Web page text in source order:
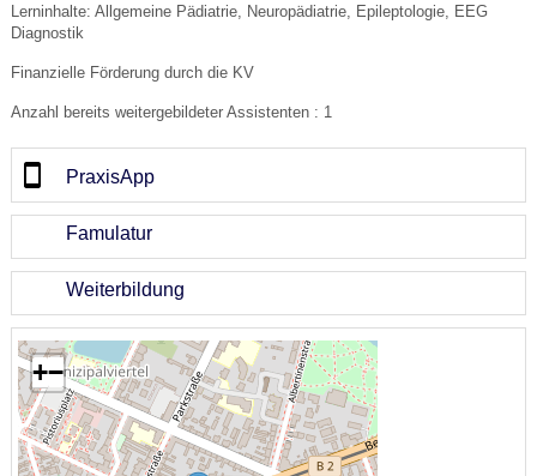
Lerninhalte: Allgemeine Pädiatrie, Neuropädiatrie, Epileptologie, EEG
Diagnostik
Finanzielle Förderung durch die KV
Anzahl bereits weitergebildeter Assistenten : 1
PraxisApp
Famulatur
Weiterbildung
+−